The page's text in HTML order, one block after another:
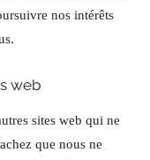
nos intérêts
web
sites web qui ne
que nous ne